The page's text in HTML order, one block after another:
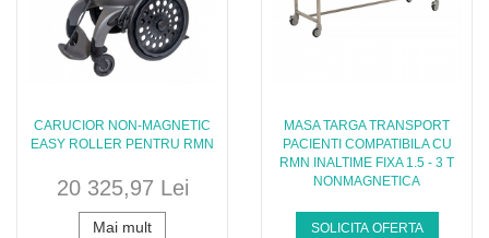
CARUCIOR NON-MAGNETIC
EASY ROLLER PENTRU RMN
20 325,97 Lei
Mai mult
MASA TARGA TRANSPORT
PACIENTI COMPATIBILA CU
RMN INALTIME FIXA 1.5 - 3 T
NONMAGNETICA
SOLICITA OFERTA